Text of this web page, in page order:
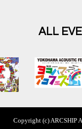
ALL
Copyright (c) ARCSHIP